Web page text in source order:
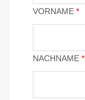
VORNAME *
NACHNAME *